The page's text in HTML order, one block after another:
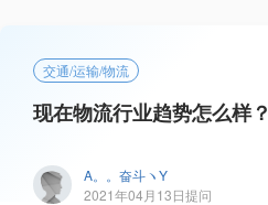
交通/运输/物流
现在物流行业趋势怎么样？
A。。奋斗ヽY
2021年04月13日提问